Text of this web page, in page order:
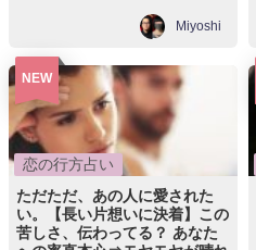
Miyoshi
NEW
恋の行方占い
ただただ、あの人に愛された
い。【長い片想いに決着】この
苦しさ、伝わってる？ あなた